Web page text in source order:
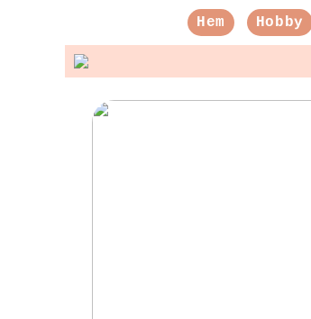
Hem Hobby